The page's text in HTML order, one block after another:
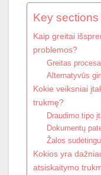
Key
Kaip greitai
problemos?
Greitas
Alternatyvūs
Kokie veiksniai
trukmę?
Draudimo tipo
Dokumentų
Žalos
Kokios yra
atsiskaitymo